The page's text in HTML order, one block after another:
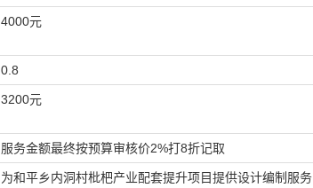
4000元
0.8
3200元
服务金额最终按预算审核价2%打8折记取
为和平乡内洞村枇杷产业配套提升项目提供设计编制服务